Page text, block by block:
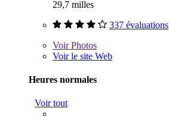
29,7 milles
337 évaluations
VoirPhotos
Voir le site Web
Heures normales
Voir tout